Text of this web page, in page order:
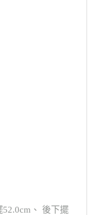
、 後下擺